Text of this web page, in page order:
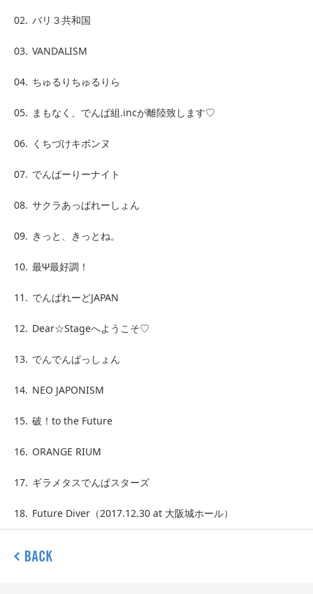
02. バリ３共和国
03. VANDALISM
04. ちゅるりちゅるりら
05. まもなく、でんぱ組.incが離陸致します♡
06. くちづけキボンヌ
07. でんぱーりーナイト
08. サクラあっぱれーしょん
09. きっと、きっとね。
10. 最Ψ最好調！
11. でんぱれーどJAPAN
12. Dear☆Stageへようこそ♡
13. でんでんぱっしょん
14. NEO JAPONISM
15. 破！to the Future
16. ORANGE RIUM
17. ギラメタスでんぱスターズ
18. Future Diver（2017.12.30 at 大阪城ホール）